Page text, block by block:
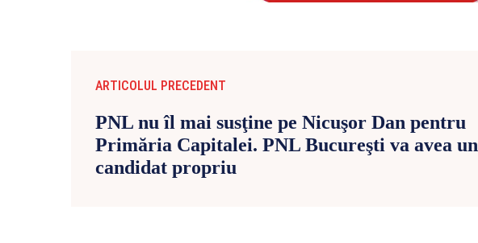
ARTICOLUL PRECEDENT
PNL nu îl mai susţine pe Nicuşor Dan pentru
Primăria Capitalei. PNL Bucureşti va avea un
candidat propriu